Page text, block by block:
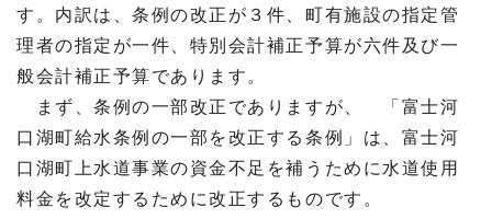
す。内訳は、条例の改正が３件、町有施設の指定管
理者の指定が一件、特別会計補正予算が六件及び一
般会計補正予算であります。
まず、条例の一部改正でありますが、 「富士河
口湖町給水条例の一部を改正する条例」は、富士河
口湖町上水道事業の資金不足を補うために水道使用
料金を改定するために改正するものです。